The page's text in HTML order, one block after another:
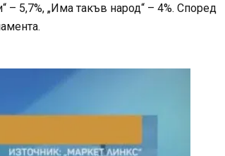
– 5,7%, „Има такъв народ“ – 4%. Според